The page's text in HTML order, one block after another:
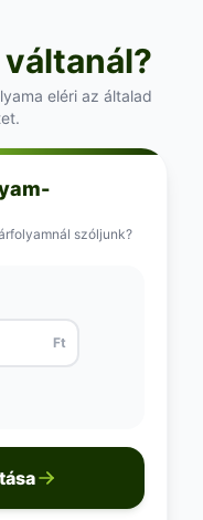
eléri az általad
szóljunk?
Ft